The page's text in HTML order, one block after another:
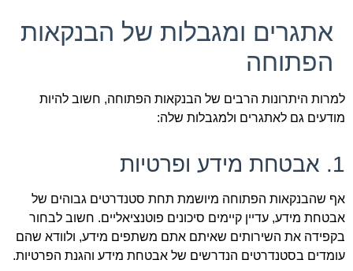
אתגרים ומגבלות של הבנקאות
הפתוחה
למרות היתרונות הרבים של הבנקאות הפתוחה, חשוב להיות
מודעים גם לאתגרים ולמגבלות שלה:
1. אבטחת מידע ופרטיות
אף שהבנקאות הפתוחה מיושמת תחת סטנדרטים גבוהים של
אבטחת מידע, עדיין קיימים סיכונים פוטנציאליים. חשוב לבחור
בקפידה את השירותים שאיתם אתם משתפים מידע, ולוודא שהם
עומדים בסטנדרטים הנדרשים של אבטחת מידע והגנת הפרטיות.